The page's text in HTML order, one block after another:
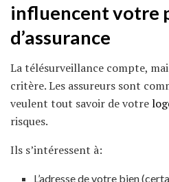
influencent votre
d’assurance
La télésurveillance compte,
critère. Les assureurs sont
veulent tout savoir de votre
risques.
Ils s’intéressent à:
L’adresse de votre bien